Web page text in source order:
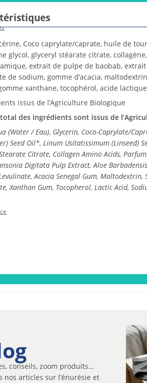
Coco caprylate/caprate, huile de
glycol, glyceryl stéarate citrate,
extrait de pulpe de baobab, extrait
de sodium, gomme d’acacia,
xanthane, tocophérol, acide
issus de l’Agriculture Biologique
des ingrédients sont issus de
(Water / Eau), Glycerin, Coco-Caprylate/
Seed Oil*, Linum Usitatissimum (Linseed)
Citrate, Collagen Amino Acids,
Digitata Pulp Extract, Aloe
Acacia Senegal Gum, Maltodextrin,
Xanthan Gum, Tocopherol, Lactic Acid,
conseils, zoom produits…
nos articles sur l’énurésie et